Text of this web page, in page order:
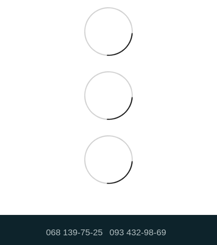
068 139-75-25 093 432-98-69